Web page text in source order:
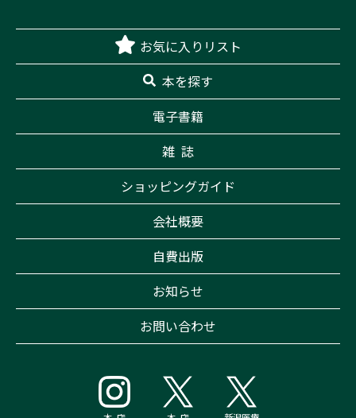
お気に入りリスト
本を探す
電子書籍
雑 誌
ショッピングガイド
会社概要
自費出版
お知らせ
お問い合わせ